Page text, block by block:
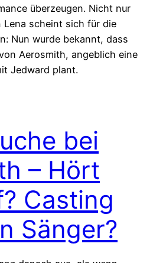
überzeugen. Nicht nur
Lena scheint sich für die
Nun wurde bekannt, dass
Aerosmith, angeblich eine
Jedward plant.
bei
– Hört
Casting
Sänger?